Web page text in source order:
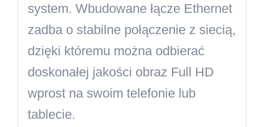
system. Wbudowane łącze Ethernet
zadba o stabilne połączenie z siecią,
dzięki któremu można odbierać
doskonałej jakości obraz Full HD
wprost na swoim telefonie lub
tablecie.